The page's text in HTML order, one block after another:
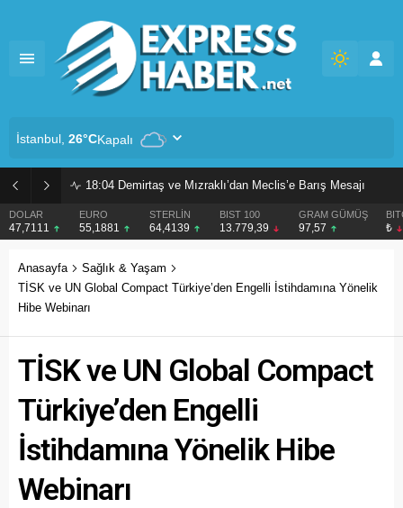
18:04 Demirtaş ve Mızraklı’dan Meclis’e Barış Mesajı
DOLAR
47,7111
EURO
55,1881
STERLİN
64,4139
BIST 100
13.779,39
GRAM GÜMÜŞ
97,57 ₺
İstanbul, 26°CKapalı
Anasayfa
Sağlık & Yaşam
TİSK ve UN Global Compact Türkiye’den Engelli İstihdamına Yönelik
Hibe Webinarı
TİSK ve UN Global Compact
Türkiye’den Engelli
İstihdamına Yönelik Hibe
Webinarı